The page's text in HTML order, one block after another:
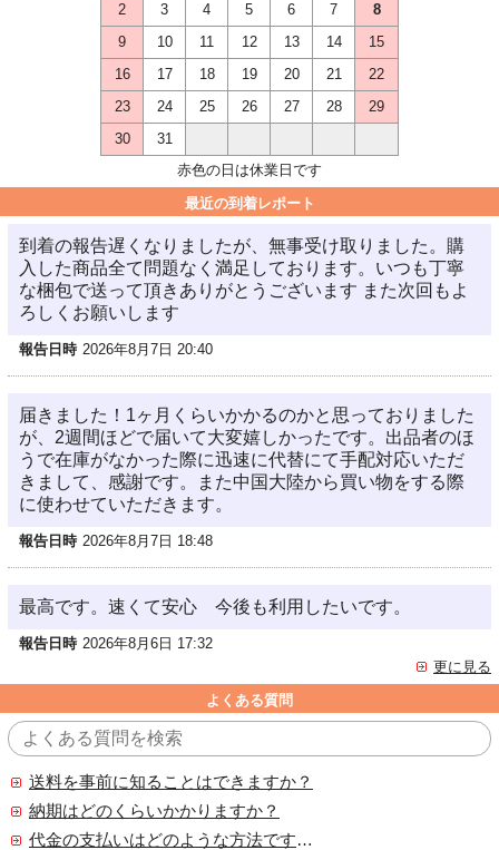
2
3 4 5 6 7
8
9
10 11 12 13 14
15
16
17 18 19 20 21
22
23
24 25 26 27 28
29
30
31
赤色の日は休業日です
最近の到着レポート
到着の報告遅くなりましたが、無事受け取りました。購
入した商品全て問題なく満足しております。いつも丁寧
な梱包で送って頂きありがとうございます また次回もよ
ろしくお願いします
報告日時 2026年8月7日 20:40
届きました！1ヶ月くらいかかるのかと思っておりました
が、2週間ほどで届いて大変嬉しかったです。出品者のほ
うで在庫がなかった際に迅速に代替にて手配対応いただ
きまして、感謝です。また中国大陸から買い物をする際
に使わせていただきます。
報告日時 2026年8月7日 18:48
最高です。速くて安心 今後も利用したいです。
報告日時 2026年8月6日 17:32
更に見る
よくある質問
送料を事前に知ることはできますか？
納期はどのくらいかかりますか？
代金の支払いはどのような方法ですか？